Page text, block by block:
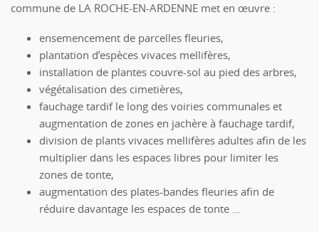
commune de LA ROCHE-EN-ARDENNE met en œuvre :
ensemencement de parcelles fleuries,
plantation d’espèces vivaces mellifères,
installation de plantes couvre-sol au pied des arbres,
végétalisation des cimetières,
fauchage tardif le long des voiries communales et
augmentation de zones en jachère à fauchage tardif,
division de plants vivaces mellifères adultes afin de les
multiplier dans les espaces libres pour limiter les
zones de tonte,
augmentation des plates-bandes fleuries afin de
réduire davantage les espaces de tonte …